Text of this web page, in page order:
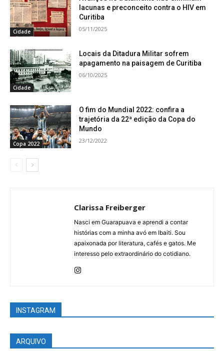
Cidade
lacunas e preconceito contra o HIV em
Curitiba
05/11/2025
Cidade
Locais da Ditadura Militar sofrem
apagamento na paisagem de Curitiba
06/10/2025
Copa 2022
O fim do Mundial 2022: confira a
trajetória da 22ª edição da Copa do
Mundo
23/12/2022
Clarissa Freiberger
Nasci em Guarapuava e aprendi a contar
histórias com a minha avó em Ibaiti. Sou
apaixonada por literatura, cafés e gatos. Me
interesso pelo extraordinário do cotidiano.
INSTAGRAM
ARQUIVO